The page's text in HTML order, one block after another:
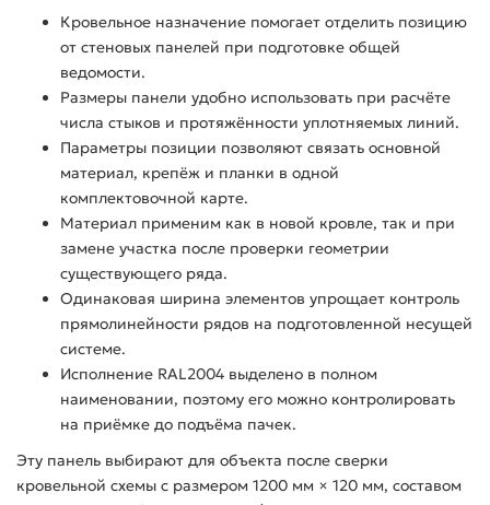
Кровельное назначение помогает отделить позицию
от стеновых панелей при подготовке общей
ведомости.
Размеры панели удобно использовать при расчёте
числа стыков и протяжённости уплотняемых линий.
Параметры позиции позволяют связать основной
материал, крепёж и планки в одной
комплектовочной карте.
Материал применим как в новой кровле, так и при
замене участка после проверки геометрии
существующего ряда.
Одинаковая ширина элементов упрощает контроль
прямолинейности рядов на подготовленной несущей
системе.
Исполнение RAL2004 выделено в полном
наименовании, поэтому его можно контролировать
на приёмке до подъёма пачек.
Эту панель выбирают для объекта после сверки
кровельной схемы с размером 1200 мм × 120 мм, составом